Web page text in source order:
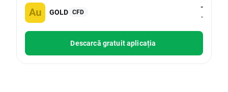
GOLD CFD
-
-
Descarcă gratuit aplicația